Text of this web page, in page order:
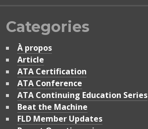
Categories
À propos
Article
ATA Certification
ATA Conference
ATA Continuing Education Series
Beat the Machine
FLD Member Updates